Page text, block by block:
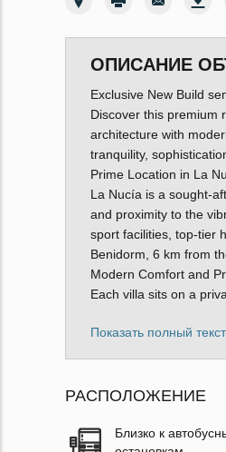
ОПИСАНИЕ
Exclusive New Build
Discover this premium
architecture with
tranquility,
Prime Location in La
La Nucía is a sought-
and proximity to the
sport facilities, top-tier
Benidorm, 6 km from
Modern Comfort and
Each villa sits on a
Показать полный текст
РАСПОЛОЖЕНИЕ
Близко к